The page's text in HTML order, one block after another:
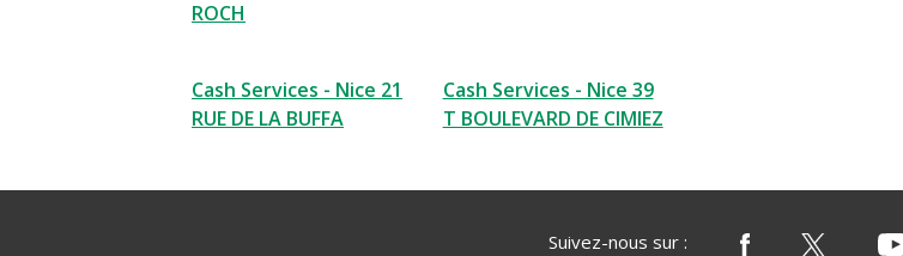
ROCH
Cash Services - Nice 21
RUE DE LA BUFFA
Cash Services - Nice 39
T BOULEVARD DE CIMIEZ
Suivez-nous sur :